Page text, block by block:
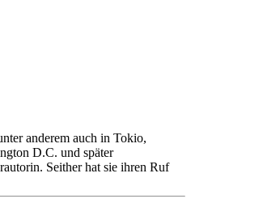
anderem auch in Tokio,
D.C. und später
Seither hat sie ihren Ruf